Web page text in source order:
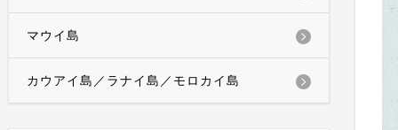
マウイ島
カウアイ島／ラナイ島／モロカイ島